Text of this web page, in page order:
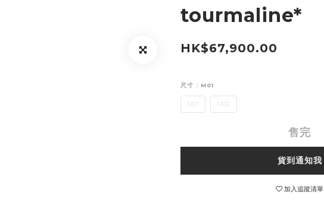
tourmaline*
HK$67,900.00
尺寸 : M01
M01 M02
售完
貨到通知我
加入追蹤清單